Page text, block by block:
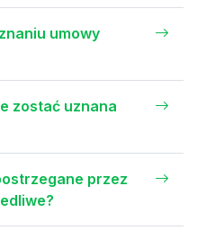
umowy
zostać uznana
przez